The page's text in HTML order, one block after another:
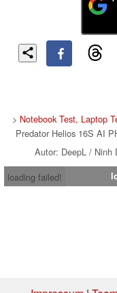
> Notebook Test, Laptop
Predator Helios 16S AI
Autor: DeepL / Ninh
loading failed!